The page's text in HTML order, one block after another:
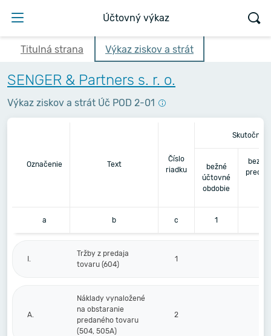
Účtovný výkaz
Titulná strana Výkaz ziskov a strát
SENGER & Partners s. r. o.
Výkaz ziskov a strát Úč POD 2-01
Označenie Text
Číslo
riadku
Skutočnosť
bežné
účtovné
obdobie
a b c 1
I.
Tržby z predaja
tovaru (604)
1
A.
Náklady vynaložené
na obstaranie
predaného tovaru
(504, 505A)
2